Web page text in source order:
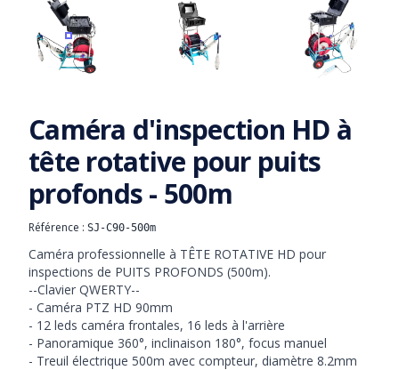
KIT CAMÉRA SJ-C90-500MKIT CAMÉRA SJ-C90-500M
KIT
Caméra d'inspection HD à
tête rotative pour puits
profonds - 500m
Référence : SJ-C90-500m
Informations produit
Description
Caméra professionnelle à TÊTE ROTATIVE HD pour
inspections de PUITS PROFONDS (500m).
--Clavier QWERTY--
- Caméra PTZ HD 90mm
- 12 leds caméra frontales, 16 leds à l'arrière
- Panoramique 360°, inclinaison 180°, focus manuel
- Treuil électrique 500m avec compteur, diamètre 8.2mm